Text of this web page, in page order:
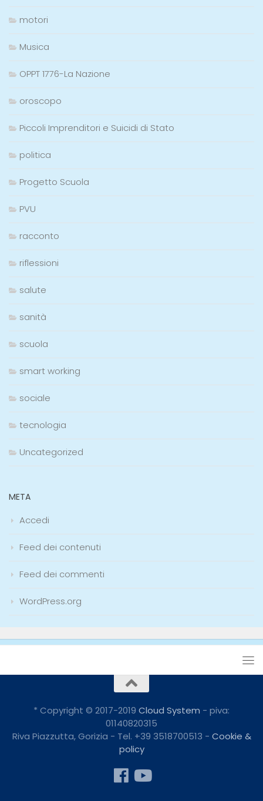
motori
Musica
OPPT 1776-La Nazione
oroscopo
Piccoli Imprenditori e Suicidi di Stato
politica
Progetto Scuola
PVU
racconto
riflessioni
salute
sanità
scuola
smart working
sociale
tecnologia
Uncategorized
META
Accedi
Feed dei contenuti
Feed dei commenti
WordPress.org
* Copyright © 2017-2019 Cloud System - piva:
01140820315
Riva Piazzutta, Gorizia - Tel. +39 3518700513 - Cookie &
policy